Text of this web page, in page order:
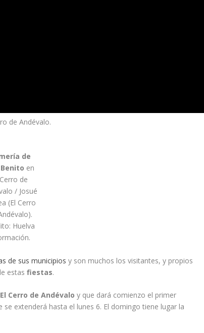
de Andévalo.
de
en
de
/ Josué
(El Cerro
Huelva
de sus municipios y son muchos los visitantes, y propios
estasfiestas.
El Cerro de Andévalo y que dará comienzo el primer
se extenderá hasta el lunes 6. El domingo tiene lugar la